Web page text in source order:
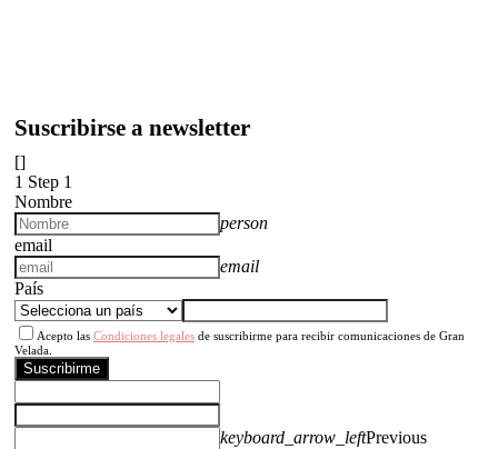
Suscribirse a newsletter
[]
1 Step 1
Nombre
person
email
email
País
Acepto las Condiciones legales de suscribirme para recibir comunicaciones de Gran
Velada.
Suscribirme
keyboard_arrow_leftPrevious